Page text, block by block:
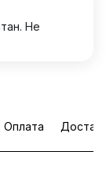
Не
Оплата